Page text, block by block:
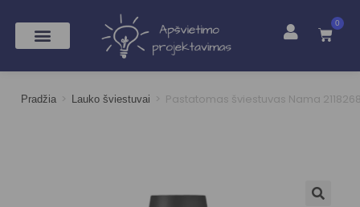
0
Pradžia > Lauko šviestuvai > Pastatomas šviestuvas Nama